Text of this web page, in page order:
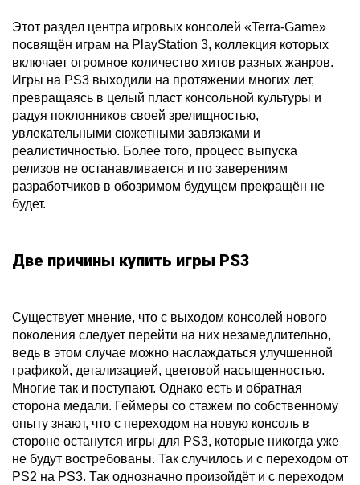
Этот раздел центра игровых консолей «Terra-Game»
посвящён играм на PlayStation 3, коллекция которых
включает огромное количество хитов разных жанров.
Игры на PS3 выходили на протяжении многих лет,
превращаясь в целый пласт консольной культуры и
радуя поклонников своей зрелищностью,
увлекательными сюжетными завязками и
реалистичностью. Более того, процесс выпуска
релизов не останавливается и по заверениям
разработчиков в обозримом будущем прекращён не
будет.
Две причины купить игры PS3
Существует мнение, что с выходом консолей нового
поколения следует перейти на них незамедлительно,
ведь в этом случае можно наслаждаться улучшенной
графикой, детализацией, цветовой насыщенностью.
Многие так и поступают. Однако есть и обратная
сторона медали. Геймеры со стажем по собственному
опыту знают, что с переходом на новую консоль в
стороне останутся игры для PS3, которые никогда уже
не будут востребованы. Так случилось и с переходом от
PS2 на PS3. Так однозначно произойдёт и с переходом